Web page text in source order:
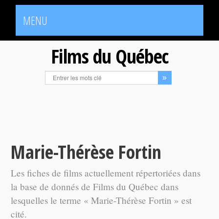
MENU
Films du Québec
Marie-Thérèse Fortin
Les fiches de films actuellement répertoriées dans
la base de donnés de Films du Québec dans
lesquelles le terme « Marie-Thérèse Fortin » est
cité.